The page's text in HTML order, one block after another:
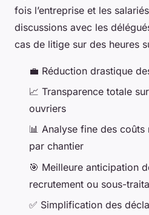
fois l’entreprise et les
discussions avec les
cas de litige sur des heures
💼 Réduction drastique
📈 Transparence totale
ouvriers
📊 Analyse fine des
par chantier
🎯 Meilleure anticipation
recrutement ou sous-
✅ Simplification des